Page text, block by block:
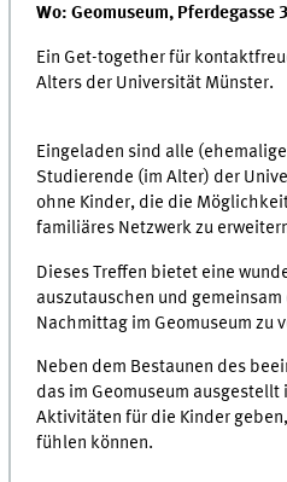
Wo: Geomuseum, Pferdegasse
Ein Get-together für
Alters der Universität Münster.
Eingeladen sind alle
Studierende (im Alter) der
ohne Kinder, die die
familiäres Netzwerk zu
Dieses Treffen bietet eine
auszutauschen und
Nachmittag im Geomuseum zu
Neben dem Bestaunen des
das im Geomuseum ausgestellt
Aktivitäten für die Kinder
fühlen können.